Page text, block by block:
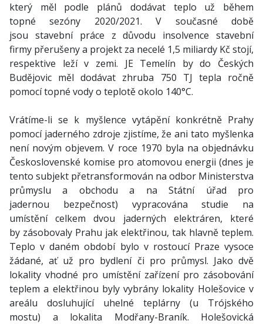
který měl podle plánů dodávat teplo už během
topné sezóny 2020/2021. V současné době
jsou stavební práce z důvodu insolvence stavební
firmy přerušeny a projekt za necelé 1,5 miliardy Kč stojí,
respektive leží v zemi. JE Temelín by do Českých
Budějovic měl dodávat zhruba 750 TJ tepla ročně
pomocí topné vody o teplotě okolo 140°C.
Vrátíme-li se k myšlence vytápění konkrétně Prahy
pomocí jaderného zdroje zjistíme, že ani tato myšlenka
není novým objevem. V roce 1970 byla na objednávku
Československé komise pro atomovou energii (dnes je
tento subjekt přetransformován na odbor Ministerstva
průmyslu a obchodu a na Státní úřad pro
jadernou bezpečnost) vypracována studie na
umístění celkem dvou jaderných elektráren, které
by zásobovaly Prahu jak elektřinou, tak hlavně teplem.
Teplo v daném období bylo v rostoucí Praze vysoce
žádané, ať už pro bydlení či pro průmysl. Jako dvě
lokality vhodné pro umístění zařízení pro zásobování
teplem a elektřinou byly vybrány lokality Holešovice v
areálu dosluhující uhelné teplárny (u Trójského
mostu) a lokalita Modřany-Braník. Holešovická